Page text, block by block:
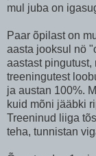
mul juba on
Paar õpilast on
aasta jooksul nö
aastast
treeningutest
ja austan 100%.
kuid mõni jääbki
Treeninud liiga
teha, tunnistan